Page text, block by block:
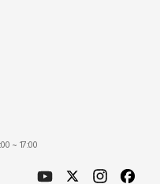
~ 17:00